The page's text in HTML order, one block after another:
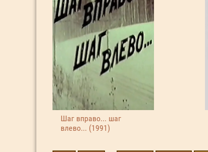
Шаг вправо... шаг
влево... (1991)